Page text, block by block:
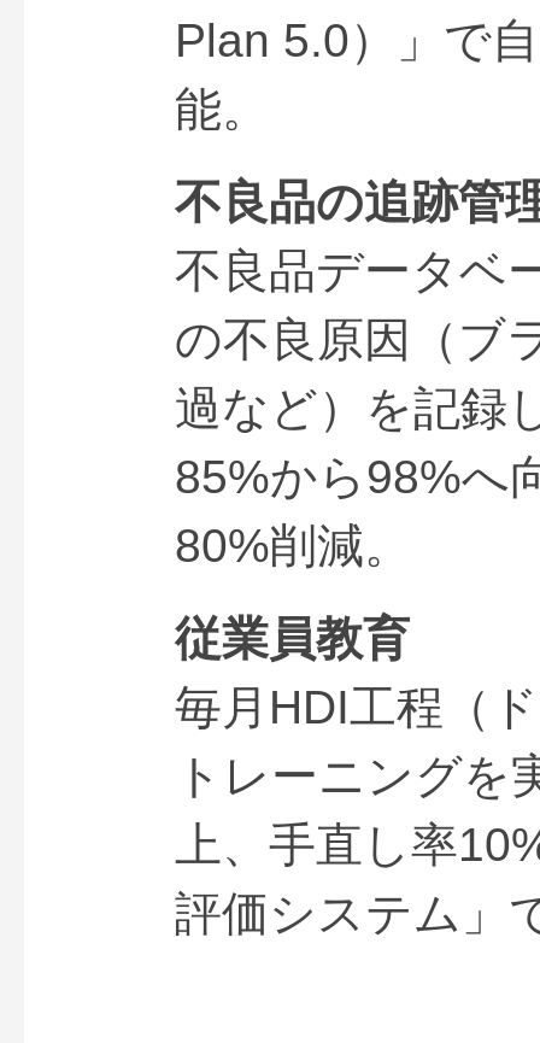
Plan 5.0）」で
能。
不良品の追跡管
不良品データベ
の不良原因（ブ
過など）を記録
85%から98%へ
80%削減。
従業員教育
毎月HDI工程（
トレーニングを
上、手直し率
評価システム」